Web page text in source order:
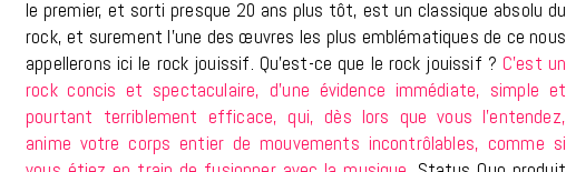
le premier, et sorti presque 20 ans plus tôt, est un classique absolu du
rock, et surement l’une des œuvres les plus emblématiques de ce nous
appellerons ici le rock jouissif. Qu’est-ce que le rock jouissif ? C’est un
rock concis et spectaculaire, d’une évidence immédiate, simple et
pourtant terriblement efficace, qui, dès lors que vous l’entendez,
anime votre corps entier de mouvements incontrôlables, comme si